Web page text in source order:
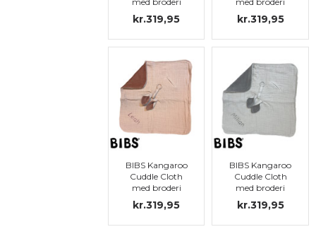
kr.319,95 kr.319,95
BIBS Kangaroo
Cuddle Cloth
med broderi
kr.319,95
BIBS Kangaroo
Cuddle Cloth
med broderi
kr.319,95